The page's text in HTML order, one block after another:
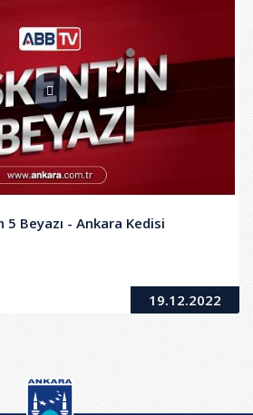
5 Beyazı - Ankara Kedisi
19.12.2022